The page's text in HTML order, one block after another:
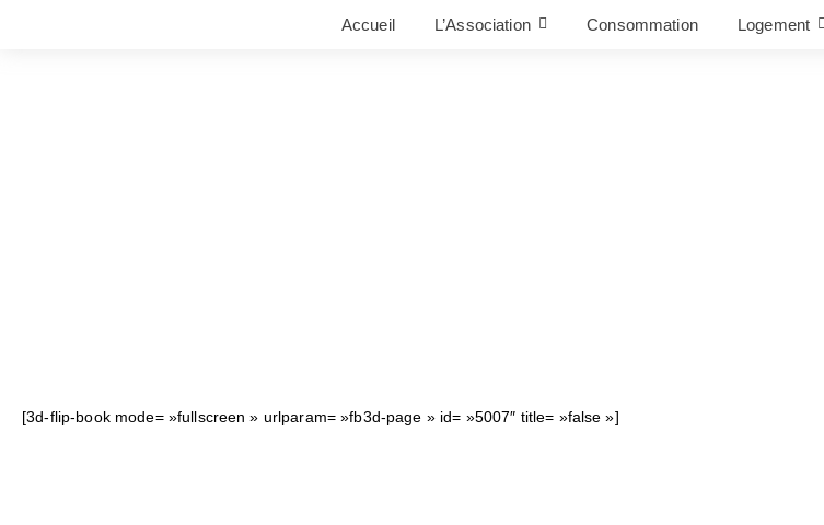
Accueil L’Association Consommation Logement
[3d-flip-book mode= »fullscreen » urlparam= »fb3d-page » id= »5007″ title= »false »]